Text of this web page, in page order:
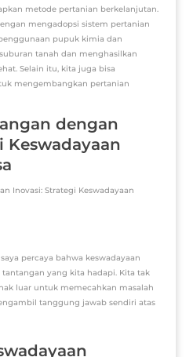
metode pertanian berkelanjutan.
mengadopsi sistem pertanian
pupuk kimia dan
tanah dan menghasilkan
Selain itu, kita juga bisa
mengembangkan pertanian
dengan
Keswadayaan
percaya bahwa keswadayaan
yang kita hadapi. Kita tak
luar untuk memecahkan masalah
tanggung jawab sendiri atas